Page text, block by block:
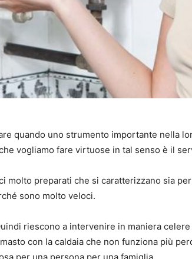
quando uno strumento importante nella
vogliamo fare virtuose in tal senso è il
molto preparati che si caratterizzano sia
sono molto veloci.
riescono a intervenire in maniera
con la caldaia che non funziona più